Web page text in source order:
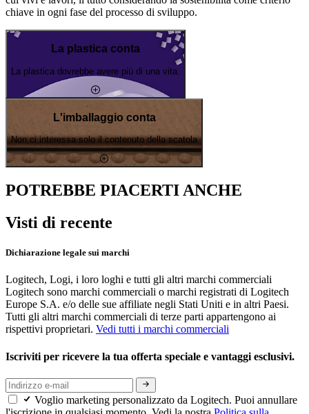
chiave in ogni fase del processo di sviluppo.
La plastica conta
La plastica dovrebbe avere più di una vita.
L'imballaggio conta
Non ci interessa solo il contenuto della scatola
POTREBBE PIACERTI ANCHE
Visti di recente
Dichiarazione legale sui marchi
Logitech, Logi, i loro loghi e tutti gli altri marchi commerciali
Logitech sono marchi commerciali o marchi registrati di Logitech
Europe S.A. e/o delle sue affiliate negli Stati Uniti e in altri Paesi.
Tutti gli altri marchi commerciali di terze parti appartengono ai
rispettivi proprietari. Vedi tutti i marchi commerciali
Iscriviti per ricevere la tua offerta speciale e vantaggi esclusivi.
Voglio marketing personalizzato da Logitech. Puoi annullare